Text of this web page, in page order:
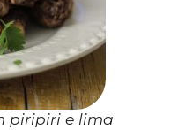
piripiri e lima